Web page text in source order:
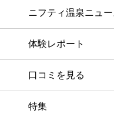
ニフティ温泉ニュー
体験レポート
口コミを見る
特集